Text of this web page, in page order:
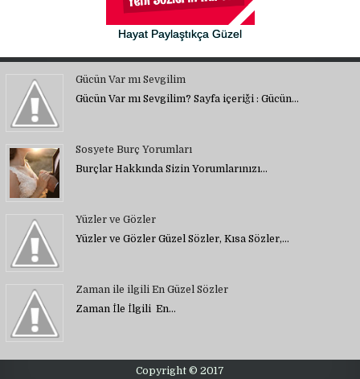
Hayat Paylaştıkça Güzel
Gücün Var mı Sevgilim
Gücün Var mı Sevgilim? Sayfa içeriği : Gücün…
Sosyete Burç Yorumları
Burçlar Hakkında Sizin Yorumlarınızı…
Yüzler ve Gözler
Yüzler ve Gözler Güzel Sözler, Kısa Sözler,…
Zaman ile ilgili En Güzel Sözler
Zaman İle İlgili En…
Copyright © 2017